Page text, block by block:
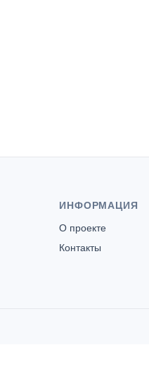
ИНФОРМАЦИЯ
О проекте
Контакты